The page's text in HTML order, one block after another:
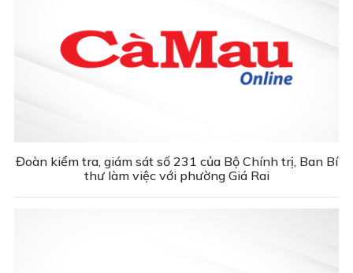
Đoàn kiểm tra, giám sát số 231 của Bộ Chính trị, Ban Bí
thư làm việc với phường Giá Rai